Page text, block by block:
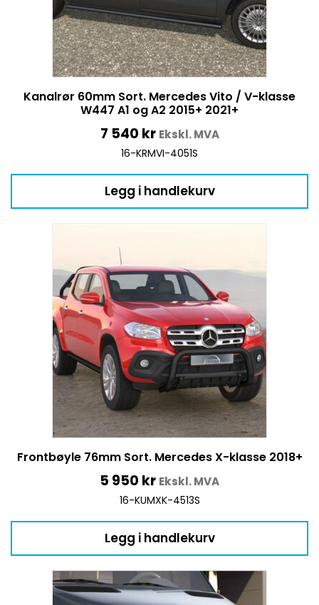
Kanalrør 60mm Sort. Mercedes Vito / V-klasse
W447 A1 og A2 2015+ 2021+
7 540 kr Ekskl. MVA
16-KRMVI-4051S
Legg i handlekurv
Frontbøyle 76mm Sort. Mercedes X-klasse 2018+
5 950 kr Ekskl. MVA
16-KUMXK-4513S
Legg i handlekurv